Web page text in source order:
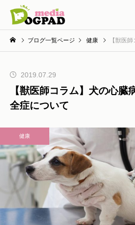
ブログ一覧ページ 健康 【獣医師コラ
2019.07.29
【獣医師コラム】犬の心臓
全症について
健康